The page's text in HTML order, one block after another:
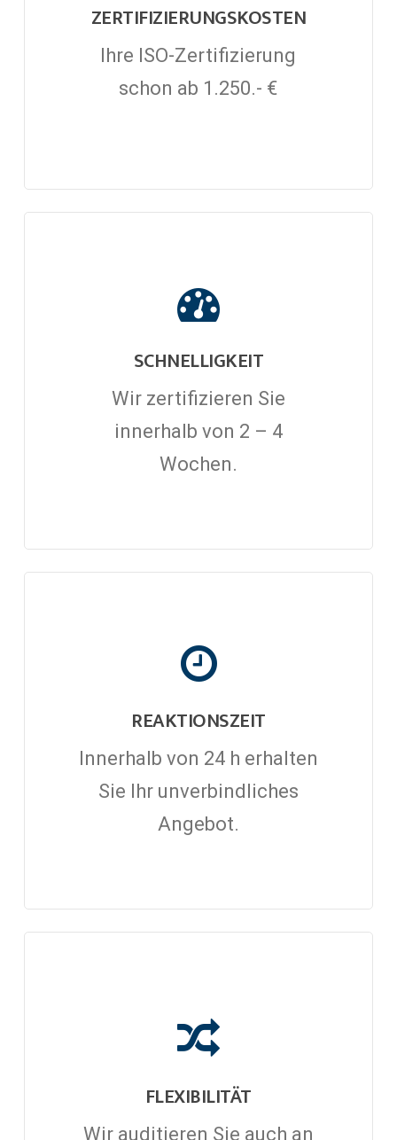
ZERTIFIZIERUNGSKOSTEN
Ihre ISO-Zertifizierung
schon ab 1.250.- €
SCHNELLIGKEIT
Wir zertifizieren Sie
innerhalb von 2 – 4
Wochen.
REAKTIONSZEIT
Innerhalb von 24 h erhalten
Sie Ihr unverbindliches
Angebot.
FLEXIBILITÄT
Wir auditieren Sie auch an